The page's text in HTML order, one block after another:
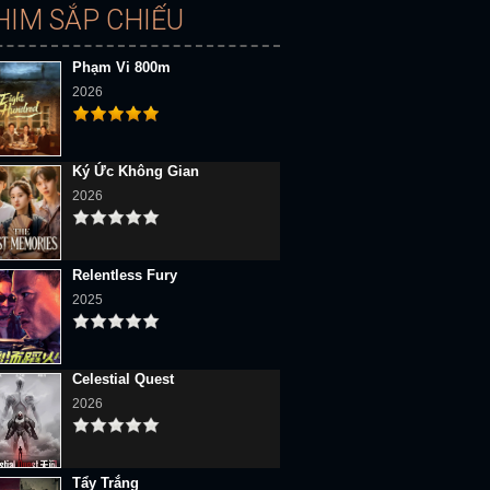
SẮP CHIẾU
Phạm Vi 800m
2026
Ký Ức Không Gian
2026
Relentless Fury
2025
Celestial Quest
2026
Tẩy Trắng